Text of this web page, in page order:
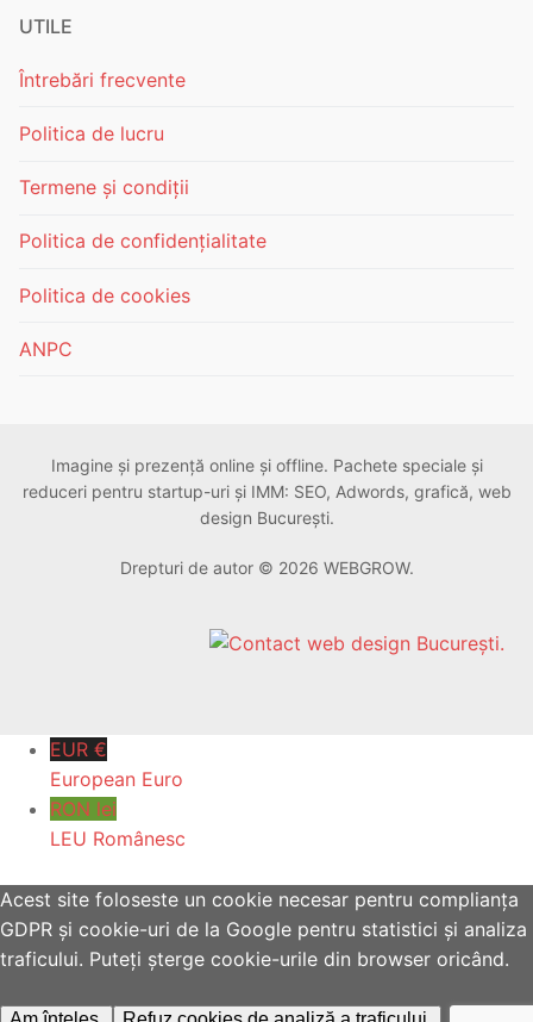
UTILE
Întrebări frecvente
Politica de lucru
Termene și condiții
Politica de confidențialitate
Politica de cookies
ANPC
Imagine și prezență online și offline. Pachete speciale și
reduceri pentru startup-uri și IMM: SEO, Adwords, grafică, web
design București.
Drepturi de autor © 2026 WEBGROW.
EUR €
European Euro
RON lei
LEU Românesc
Acest site foloseste un cookie necesar pentru complianța
GDPR și cookie-uri de la Google pentru statistici și analiza
traficului. Puteți șterge cookie-urile din browser oricând.